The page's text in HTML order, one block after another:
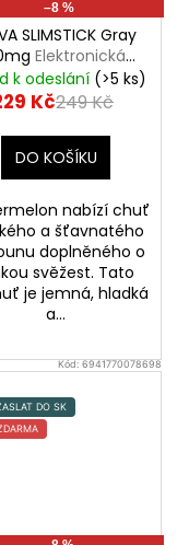
–8 %
SLIMSTICK Gray
Elektronická
1500mAh
k odeslání (>5 ks)
Kč249 Kč
DO KOŠÍKU
nabízí chuť
a šťavnatého
doplněného o
svěžest. Tato
je jemná, hladká
a...
Kód:6941770078698
DO SK